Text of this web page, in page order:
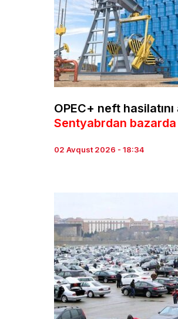
OPEC+ neft hasilatını
Sentyabrdan
02 Avqust 2026 - 18:34